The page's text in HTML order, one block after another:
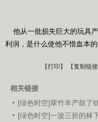
他从一批损失巨大的玩具
利润，是什么使他不惜血本
【打印 】 【复制链接
相关链接
[绿色时空]翠竹丰产鼓了
[绿色时空]一波三折的林